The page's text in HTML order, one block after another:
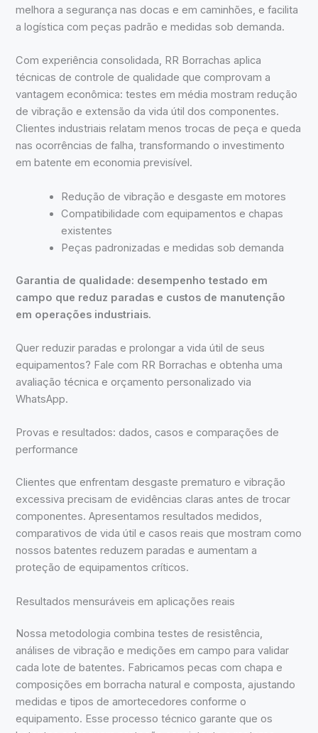
melhora a segurança nas docas e em caminhões, e facilita
a logística com peças padrão e medidas sob demanda.
Com experiência consolidada, RR Borrachas aplica
técnicas de controle de qualidade que comprovam a
vantagem econômica: testes em média mostram redução
de vibração e extensão da vida útil dos componentes.
Clientes industriais relatam menos trocas de peça e queda
nas ocorrências de falha, transformando o investimento
em batente em economia previsível.
Redução de vibração e desgaste em motores
Compatibilidade com equipamentos e chapas
existentes
Peças padronizadas e medidas sob demanda
Garantia de qualidade: desempenho testado em
campo que reduz paradas e custos de manutenção
em operações industriais.
Quer reduzir paradas e prolongar a vida útil de seus
equipamentos? Fale com RR Borrachas e obtenha uma
avaliação técnica e orçamento personalizado via
WhatsApp.
Provas e resultados: dados, casos e comparações de
performance
Clientes que enfrentam desgaste prematuro e vibração
excessiva precisam de evidências claras antes de trocar
componentes. Apresentamos resultados medidos,
comparativos de vida útil e casos reais que mostram como
nossos batentes reduzem paradas e aumentam a
proteção de equipamentos críticos.
Resultados mensuráveis em aplicações reais
Nossa metodologia combina testes de resistência,
análises de vibração e medições em campo para validar
cada lote de batentes. Fabricamos pecas com chapa e
composições em borracha natural e composta, ajustando
medidas e tipos de amortecedores conforme o
equipamento. Esse processo técnico garante que os